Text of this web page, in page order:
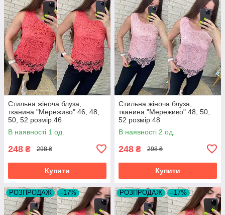
Стильна жіноча блуза,
тканина "Мереживо" 46, 48,
50, 52 розмір 46
В наявності 1 од.
248 ₴ 298 ₴
Купити
Стильна жіноча блуза,
тканина "Мереживо" 48, 50,
52 розмір 48
В наявності 2 од.
248 ₴ 298 ₴
Купити
РОЗПРОДАЖ –17% РОЗПРОДАЖ –17%